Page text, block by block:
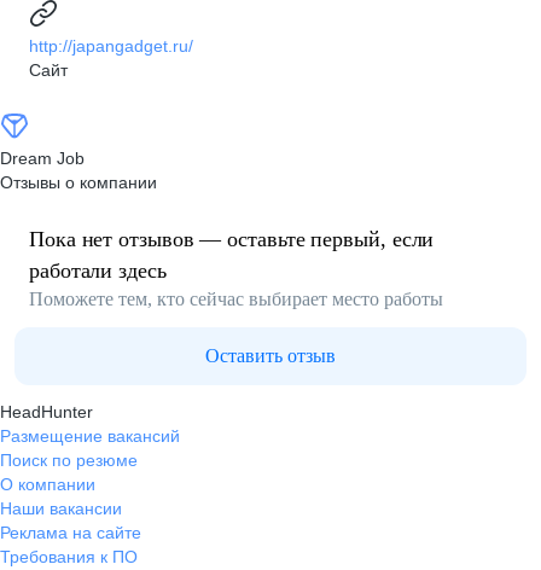
http://japangadget.ru/
Сайт
Dream Job
Отзывы о компании
Пока нет отзывов — оставьте первый, если
работали здесь
Поможете тем, кто сейчас выбирает место работы
Оставить отзыв
HeadHunter
Размещение вакансий
Поиск по резюме
О компании
Наши вакансии
Реклама на сайте
Требования к ПО